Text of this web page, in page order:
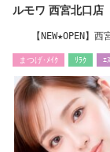
ルモワ 西宮北口店
【NEW★OPEN】
まつげ･ﾒｲｸ ﾘﾗｸ ｴ